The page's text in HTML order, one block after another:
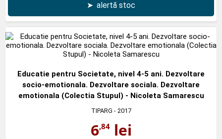
➤ alertă stoc
Educatie pentru Societate, nivel 4-5 ani. Dezvoltare
socio-emotionala. Dezvoltare sociala. Dezvoltare
emotionala (Colectia Stupul) - Nicoleta Samarescu
TIPARG - 2017
6,84lei